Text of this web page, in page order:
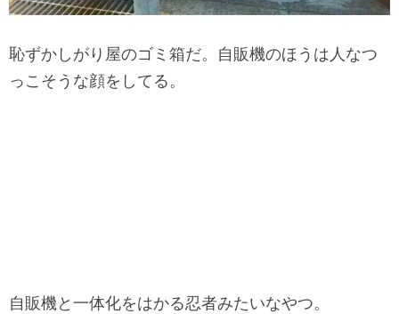
恥ずかしがり屋のゴミ箱だ。自販機のほうは人なつ
っこそうな顔をしてる。
自販機と一体化をはかる忍者みたいなやつ。